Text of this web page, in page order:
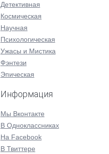
Детективная
Космическая
Научная
Психологическая
Ужасы и Мистика
Фэнтези
Эпическая
Информация
Мы Вконтакте
В Одноклассниках
На Facebook
В Твиттере